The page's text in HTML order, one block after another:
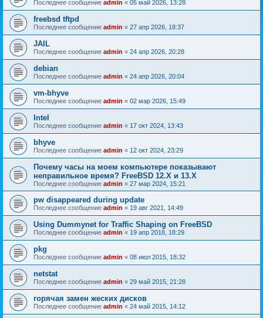
Последнее сообщение admin « 05 май 2026, 13:28
freebsd tftpd
Последнее сообщение admin « 27 апр 2026, 18:37
JAIL
Последнее сообщение admin « 24 апр 2026, 20:28
debian
Последнее сообщение admin « 24 апр 2026, 20:04
vm-bhyve
Последнее сообщение admin « 02 мар 2026, 15:49
Intel
Последнее сообщение admin « 17 окт 2024, 13:43
bhyve
Последнее сообщение admin « 12 окт 2024, 23:29
Почему часы на моем компьютере показывают
неправильное время? FreeBSD 12.X и 13.X
Последнее сообщение admin « 27 мар 2024, 15:21
pw disappeared during update
Последнее сообщение admin « 19 авг 2021, 14:49
Using Dummynet for Traffic Shaping on FreeBSD
Последнее сообщение admin « 19 апр 2018, 18:29
pkg
Последнее сообщение admin « 08 июл 2015, 18:32
netstat
Последнее сообщение admin « 29 май 2015, 21:28
горячая замен жеских дисков
Последнее сообщение admin « 24 май 2015, 14:12